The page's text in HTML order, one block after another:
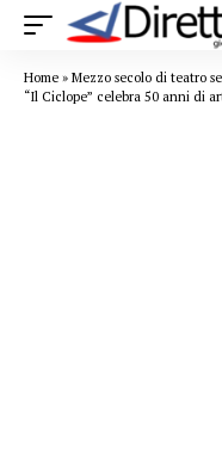
Home » Mezzo secolo di teatro
“Il Ciclope” celebra 50 anni di